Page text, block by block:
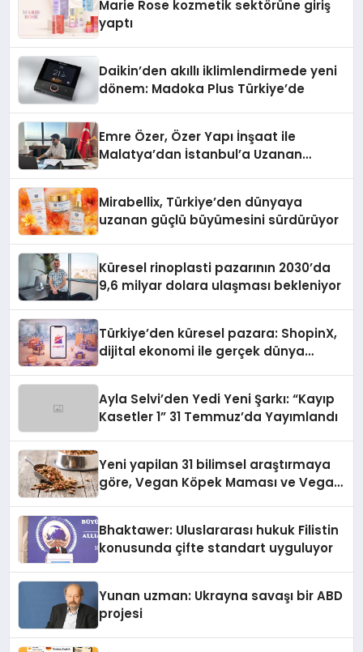
Marie Rose kozmetik sektörüne giriş
yaptı
Daikin’den akıllı iklimlendirmede yeni
dönem: Madoka Plus Türkiye’de
Emre Özer, Özer Yapı İnşaat ile
Malatya’dan İstanbul’a Uzanan
Mirabellix, Türkiye’den dünyaya
uzanan güçlü büyümesini sürdürüyor
Küresel rinoplasti pazarının 2030’da
9,6 milyar dolara ulaşması bekleniyor
Türkiye’den küresel pazara: ShopinX,
dijital ekonomi ile gerçek dünya
Ayla Selvi’den Yedi Yeni Şarkı: “Kayıp
Kasetler 1” 31 Temmuz’da Yayımlandı
Yeni yapilan 31 bilimsel araştırmaya
göre, Vegan Köpek Maması ve Vegan
Bhaktawer: Uluslararası hukuk Filistin
konusunda çifte standart uyguluyor
Yunan uzman: Ukrayna savaşı bir ABD
projesi